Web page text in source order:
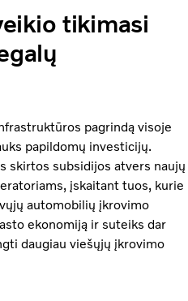
tikimasi
pagrindą visoje
papildomų investicijų.
skirtos subsidijos atvers naujų
įskaitant tuos, kurie
automobilių įkrovimo
ekonomiją ir suteiks dar
daugiau viešųjų įkrovimo